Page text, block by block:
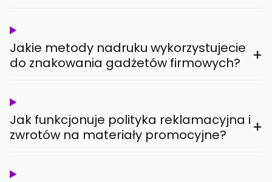
Jakie metody nadruku wykorzystujecie
do znakowania gadżetów firmowych?
+
Jak funkcjonuje polityka reklamacyjna i
zwrotów na materiały promocyjne?
+